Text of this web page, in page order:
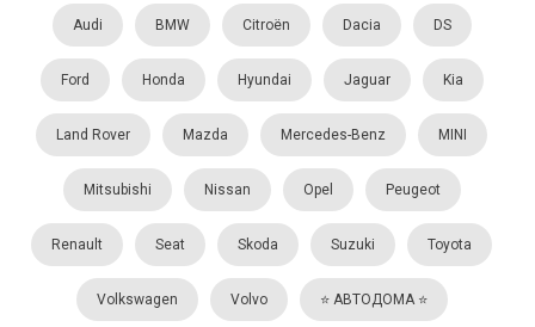
Audi BMW Citroën Dacia DS
Ford Honda Hyundai Jaguar Kia
Land Rover Mazda Mercedes-Benz MINI
Mitsubishi Nissan Opel Peugeot
Renault Seat Skoda Suzuki Toyota
Volkswagen Volvo ⭐️ АВТОДОМА ⭐️